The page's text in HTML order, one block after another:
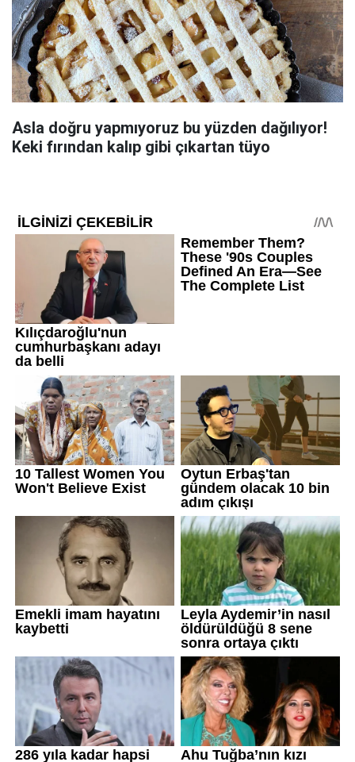
Asla doğru yapmıyoruz bu yüzden dağılıyor!
Keki fırından kalıp gibi çıkartan tüyo